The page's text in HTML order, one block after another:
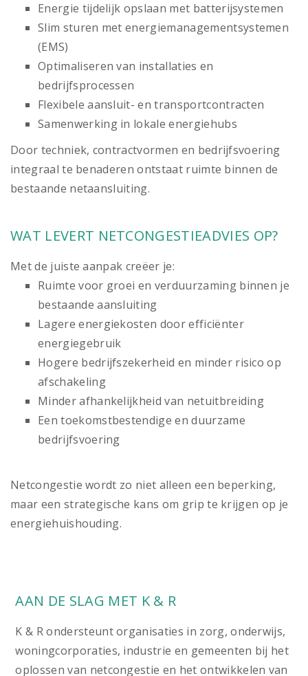
Energie tijdelijk opslaan met batterijsystemen
Slim sturen met energiemanagementsystemen
(EMS)
Optimaliseren van installaties en
bedrijfsprocessen
Flexibele aansluit- en transportcontracten
Samenwerking in lokale energiehubs
Door techniek, contractvormen en bedrijfsvoering
integraal te benaderen ontstaat ruimte binnen de
bestaande netaansluiting.
WAT LEVERT NETCONGESTIEADVIES OP?
Met de juiste aanpak creëer je:
Ruimte voor groei en verduurzaming binnen je
bestaande aansluiting
Lagere energiekosten door efficiënter
energiegebruik
Hogere bedrijfszekerheid en minder risico op
afschakeling
Minder afhankelijkheid van netuitbreiding
Een toekomstbestendige en duurzame
bedrijfsvoering
Netcongestie wordt zo niet alleen een beperking,
maar een strategische kans om grip te krijgen op je
energiehuishouding.
AAN DE SLAG MET K & R
K & R ondersteunt organisaties in zorg, onderwijs,
woningcorporaties, industrie en gemeenten bij het
oplossen van netcongestie en het ontwikkelen van